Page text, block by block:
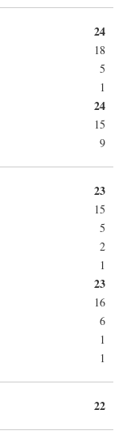
24
18
5
1
24
15
9
23
15
5
2
1
23
16
6
1
1
22